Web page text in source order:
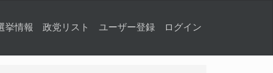
挙情報 政党リスト ユーザー登録 ログイン